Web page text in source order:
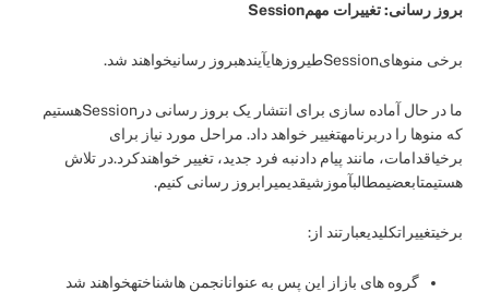
بروز رسانی: تغییرات مهمSession
برخی منوهایSessionطیروزهایآیندهبروز رسانیخواهند شد.
ما در حال آماده سازی برای انتشار یک بروز رسانی درSessionهستیم
که منوها را دربرنامهتغییر خواهد داد. مراحل مورد نیاز برای
برخیاقدامات، مانند پیام دادنبه فرد جدید، تغییر خواهندکرد.در تلاش
هستیمتابعضیمطالبآموزشیقدیمیرابروز رسانی کنیم.
برخیتغییراتکلیدیعبارتند از:
گروه های بازاز این پس به عنوانانجمن هاشناختهخواهند شد